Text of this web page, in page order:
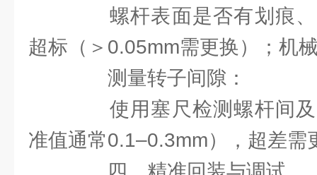
螺杆表面是否有划痕、
超标（＞0.05mm需更换）；机
测量转子间隙：
使用塞尺检测螺杆间及
准值通常0.1–0.3mm），超差需